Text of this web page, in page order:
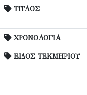
ΤΙΤΛΟΣ
ΧΡΟΝΟΛΟΓΙΑ
ΕΙΔΟΣ ΤΕΚΜΗΡΙΟΥ